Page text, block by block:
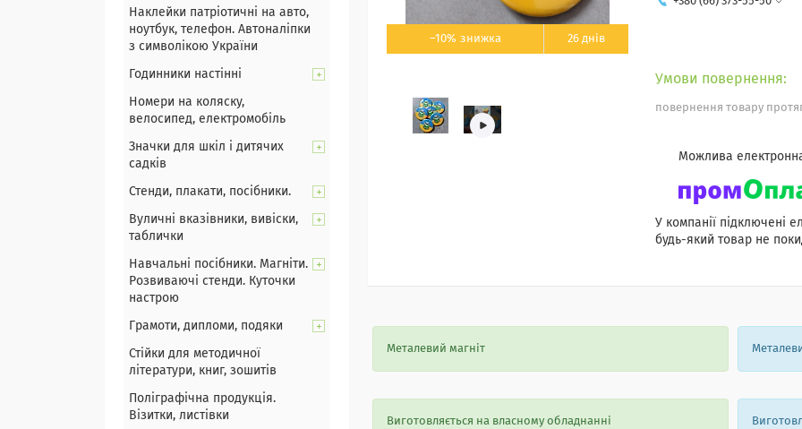
–10% 26 днів
повернення товару
У компанії підключені
будь-який товар не
Металевий магніт
Виготовляється на власному обладнанні
Наклейки патріотичні на авто,
ноутбук, телефон. Автоналіпки
з символікою України
Годинники настінні
Номери на коляску,
велосипед, електромобіль
Значки для шкіл і дитячих
садків
Стенди, плакати, посібники.
Вуличні вказівники, вивіски,
таблички
Навчальні посібники. Магніти.
Розвиваючі стенди. Куточки
настрою
Грамоти, дипломи, подяки
Стійки для методичної
літератури, книг, зошитів
Поліграфічна продукція.
Візитки, листівки